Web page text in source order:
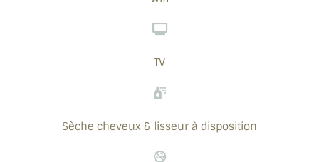
TV
Sèche cheveux & lisseur à disposition